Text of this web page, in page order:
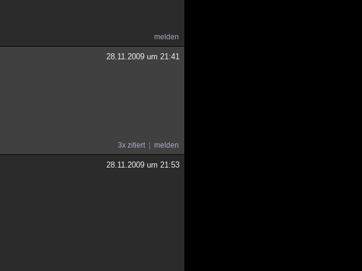
melden
28.11.2009 um 21:41
3x zitiert melden
28.11.2009 um 21:53